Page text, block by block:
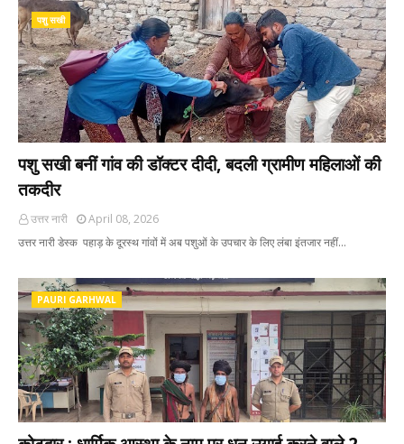
पशु सखी
पशु सखी बनीं गांव की डॉक्टर दीदी, बदली ग्रामीण महिलाओं की
तकदीर
उत्तर नारी
April 08, 2026
उत्तर नारी डेस्क पहाड़ के दूरस्थ गांवों में अब पशुओं के उपचार के लिए लंबा इंतजार नहीं…
PAURI GARHWAL